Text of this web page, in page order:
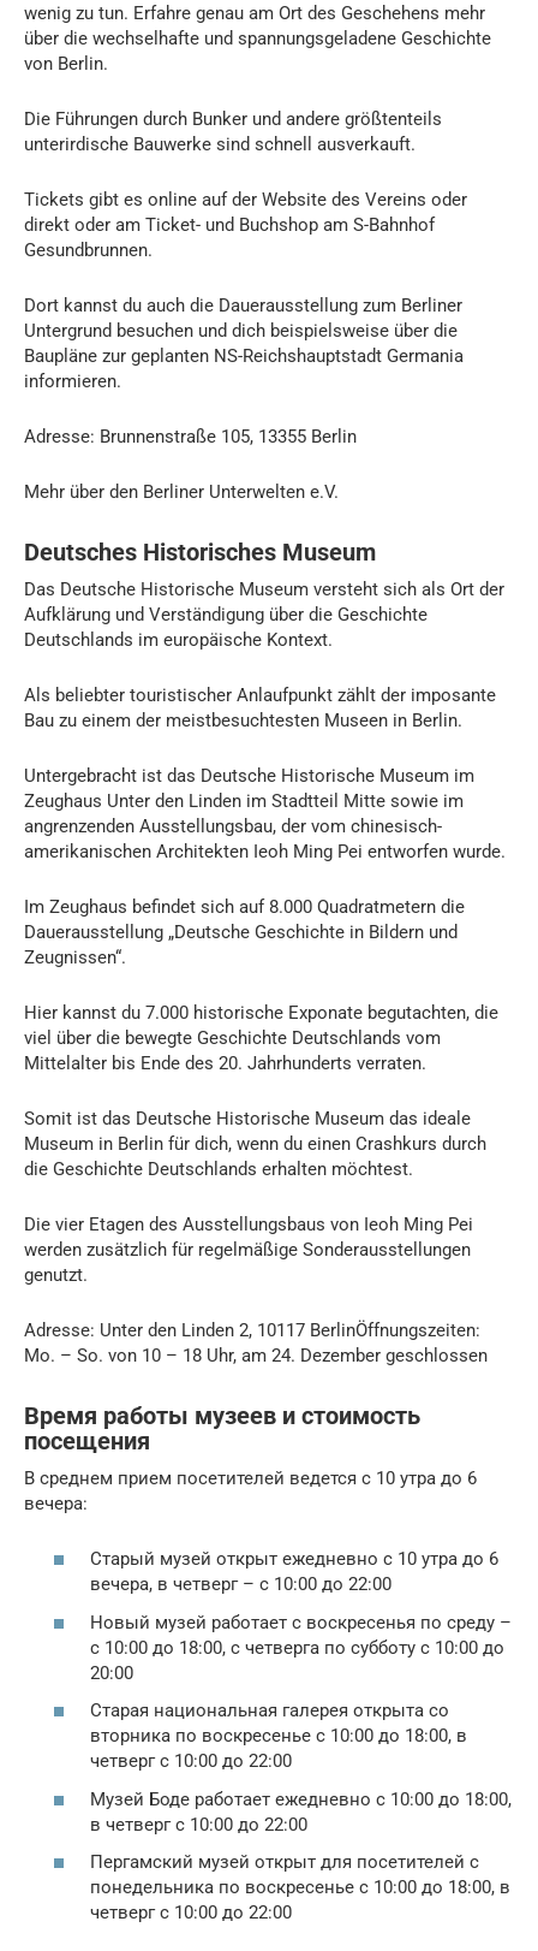
wenig zu tun. Erfahre genau am Ort des Geschehens mehr
über die wechselhafte und spannungsgeladene Geschichte
von Berlin.
Die Führungen durch Bunker und andere größtenteils
unterirdische Bauwerke sind schnell ausverkauft.
Tickets gibt es online auf der Website des Vereins oder
direkt oder am Ticket- und Buchshop am S-Bahnhof
Gesundbrunnen.
Dort kannst du auch die Dauerausstellung zum Berliner
Untergrund besuchen und dich beispielsweise über die
Baupläne zur geplanten NS-Reichshauptstadt Germania
informieren.
Adresse: Brunnenstraße 105, 13355 Berlin
Mehr über den Berliner Unterwelten e.V.
Deutsches Historisches Museum
Das Deutsche Historische Museum versteht sich als Ort der
Aufklärung und Verständigung über die Geschichte
Deutschlands im europäische Kontext.
Als beliebter touristischer Anlaufpunkt zählt der imposante
Bau zu einem der meistbesuchtesten Museen in Berlin.
Untergebracht ist das Deutsche Historische Museum im
Zeughaus Unter den Linden im Stadtteil Mitte sowie im
angrenzenden Ausstellungsbau, der vom chinesisch-
amerikanischen Architekten Ieoh Ming Pei entworfen wurde.
Im Zeughaus befindet sich auf 8.000 Quadratmetern die
Dauerausstellung „Deutsche Geschichte in Bildern und
Zeugnissen“.
Hier kannst du 7.000 historische Exponate begutachten, die
viel über die bewegte Geschichte Deutschlands vom
Mittelalter bis Ende des 20. Jahrhunderts verraten.
Somit ist das Deutsche Historische Museum das ideale
Museum in Berlin für dich, wenn du einen Crashkurs durch
die Geschichte Deutschlands erhalten möchtest.
Die vier Etagen des Ausstellungsbaus von Ieoh Ming Pei
werden zusätzlich für regelmäßige Sonderausstellungen
genutzt.
Adresse: Unter den Linden 2, 10117 BerlinÖffnungszeiten:
Mo. – So. von 10 – 18 Uhr, am 24. Dezember geschlossen
Время работы музеев и стоимость
посещения
В среднем прием посетителей ведется с 10 утра до 6
вечера:
Старый музей открыт ежедневно с 10 утра до 6
вечера, в четверг – с 10:00 до 22:00
Новый музей работает с воскресенья по среду –
с 10:00 до 18:00, с четверга по субботу с 10:00 до
20:00
Старая национальная галерея открыта со
вторника по воскресенье с 10:00 до 18:00, в
четверг с 10:00 до 22:00
Музей Боде работает ежедневно с 10:00 до 18:00,
в четверг с 10:00 до 22:00
Пергамский музей открыт для посетителей с
понедельника по воскресенье с 10:00 до 18:00, в
четверг с 10:00 до 22:00